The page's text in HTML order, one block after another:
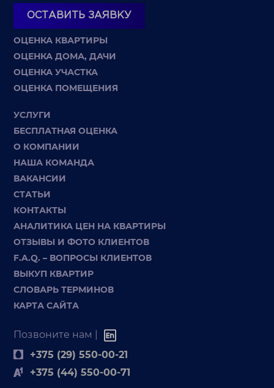
ОСТАВИТЬ ЗАЯВКУ
ОЦЕНКА КВАРТИРЫ
ОЦЕНКА ДОМА, ДАЧИ
ОЦЕНКА УЧАСТКА
ОЦЕНКА ПОМЕЩЕНИЯ
УСЛУГИ
БЕСПЛАТНАЯ ОЦЕНКА
О КОМПАНИИ
НАША КОМАНДА
ВАКАНСИИ
СТАТЬИ
КОНТАКТЫ
АНАЛИТИКА ЦЕН НА КВАРТИРЫ
ОТЗЫВЫ И ФОТО КЛИЕНТОВ
F.A.Q. – ВОПРОСЫ КЛИЕНТОВ
ВЫКУП КВАРТИР
СЛОВАРЬ ТЕРМИНОВ
КАРТА САЙТА
Позвоните нам |
+375 (29) 550-00-21
+375 (44) 550-00-71